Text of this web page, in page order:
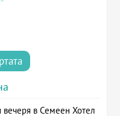
вечеря в Семеен Хотел